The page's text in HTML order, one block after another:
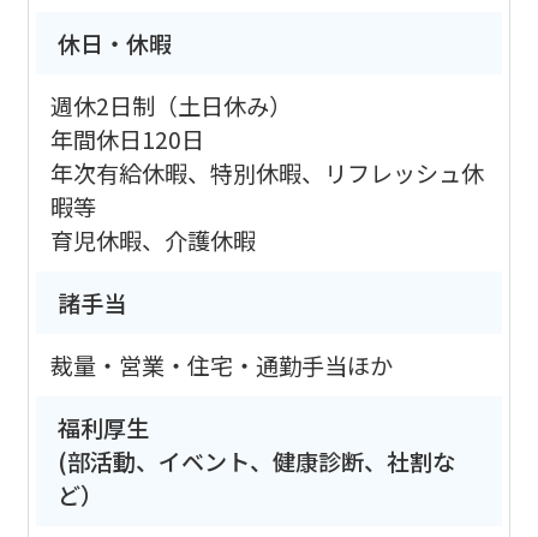
休日・休暇
週休2日制（土日休み）
年間休日120日
年次有給休暇、特別休暇、リフレッシュ休
暇等
育児休暇、介護休暇
諸手当
裁量・営業・住宅・通勤手当ほか
福利厚生
(部活動、イベント、健康診断、社割な
ど）